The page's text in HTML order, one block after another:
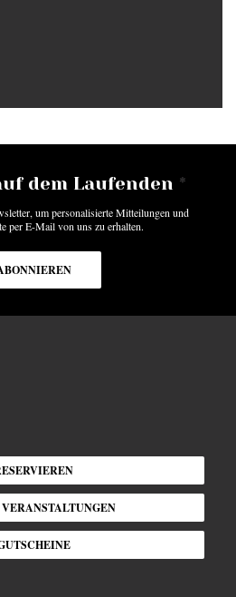
dem Laufenden *
um personalisierte Mitteilungen und
per E-Mail von uns zu erhalten.
Fenster))